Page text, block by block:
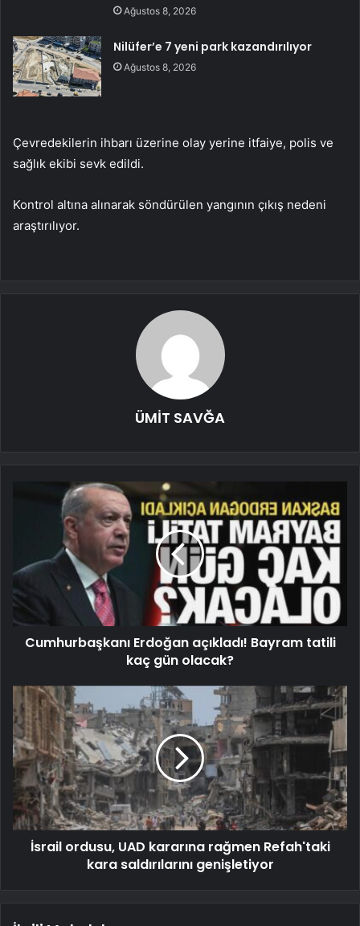
Ağustos 8, 2026
Nilüfer’e 7 yeni park kazandırılıyor
Ağustos 8, 2026
Çevredekilerin ihbarı üzerine olay yerine itfaiye, polis ve
sağlık ekibi sevk edildi.
Kontrol altına alınarak söndürülen yangının çıkış nedeni
araştırılıyor.
ÜMİT SAVĞA
Cumhurbaşkanı Erdoğan açıkladı! Bayram tatili
kaç gün olacak?
İsrail ordusu, UAD kararına rağmen Refah'taki
kara saldırılarını genişletiyor